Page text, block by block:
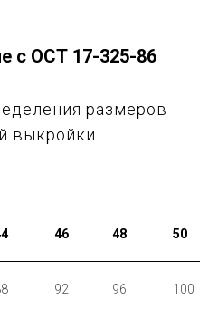
с ОСТ 17-325-86
размеров
выкройки
46 48 50
92 96 100